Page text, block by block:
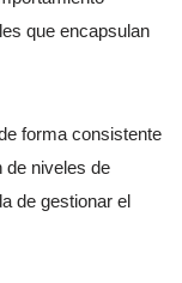
que encapsulan
forma consistente
de niveles de
de gestionar el